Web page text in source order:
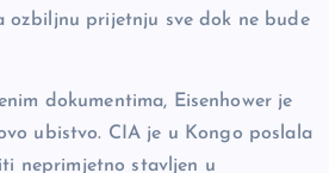
ozbiljnu prijetnju sve dok ne bude
dokumentima, Eisenhower je
ubistvo. CIA je u Kongo poslala
neprimjetno stavljen u